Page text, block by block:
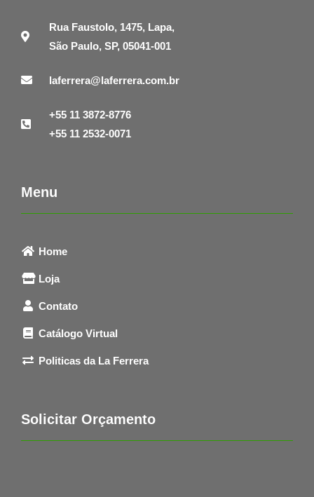
Rua Faustolo, 1475, Lapa,
São Paulo, SP, 05041-001
laferrera@laferrera.com.br
+55 11 3872-8776
+55 11 2532-0071
Menu
Home
Loja
Contato
Catálogo Virtual
Politicas da La Ferrera
Solicitar Orçamento